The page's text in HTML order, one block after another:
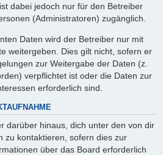
dabei jedoch nur für den Betreiber
(Administratoren) zugänglich.
Daten wird der Betreiber nur mit
weitergeben. Dies gilt nicht, sofern er
zur Weitergabe der Daten (z.
verpflichtet ist oder die Daten zur
erforderlich sind.
darüber hinaus, dich unter den von dir
zu kontaktieren, sofern dies zur
über das Board erforderlich